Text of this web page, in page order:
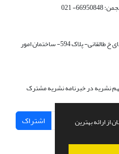
از ارائه بهترین
خیابان انقلاب- خیابان قدس- ابتدای خ طالقانی- پلاک 594- ساختمان امور
نشریه در خبرنامه نشریه مشترک
اشتراک